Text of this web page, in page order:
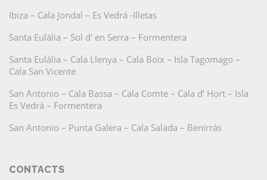
Ibiza – Cala Jondal – Es Vedrá -Illetas
Santa Eulália – Sol d’ en Serra – Formentera
Santa Eulália – Cala Llenya – Cala Boix – Isla Tagomago –
Cala San Vicente
San Antonio – Cala Bassa – Cala Comte – Cala d’ Hort – Isla
Es Vedrá – Formentera
San Antonio – Punta Galera – Cala Salada – Benirrás
CONTACTS